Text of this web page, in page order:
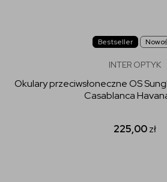
Bestseller
INTER OPTYK
Okulary przeciwsłoneczne OS
Casablanca
225,00zł